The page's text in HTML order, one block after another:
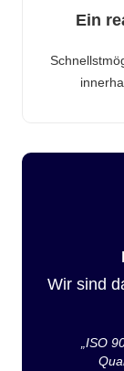
Ein
Wir sind
„ISO